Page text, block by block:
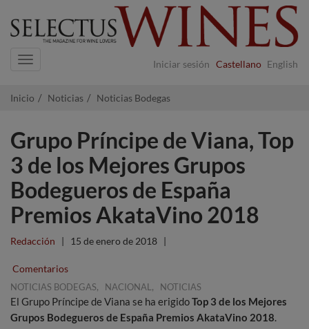
Iniciar sesión Castellano English
Navigation
Inicio Noticias Noticias Bodegas
Grupo Príncipe de Viana, Top
3 de los Mejores Grupos
Bodegueros de España
Premios AkataVino 2018
Redacción | 15 de enero de 2018 |
Comentarios
NOTICIAS BODEGAS, NACIONAL , NOTICIAS
El Grupo Príncipe de Viana se ha erigidoTop 3 de los Mejores
Grupos Bodegueros de España Premios AkataVino 2018.